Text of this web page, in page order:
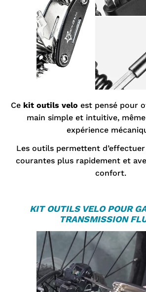
Ce kit outils velo est pensé pour
main simple et intuitive,
expérience
Les outils permettent
courantes plus rapidement et
confort.
KIT OUTILS VELO POUR
TRANSMISSION